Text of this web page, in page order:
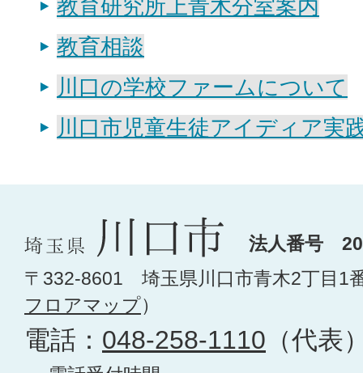
教育研究所上青木分室案内
教育相談
川口の学校ファームについて
川口市児童生徒アイディア実
法人番号
〒332-8601 埼玉県川口市青木2丁目1
フロアマップ）
電話： 048-258-1110 （代表